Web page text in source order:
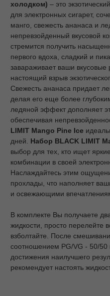
холодком) – это
для электронных сигарет,
манго, свежесть ананаса и
непревзойденный вкусовой
стремится получить
первого вдоха, сладкий и
завараживает ваши вкусовые
настоящий взрыв
Свежесть ананаса придает
делая его еще более
ледяной эффект дополняет
обеспечивая
LIMIT Mango Pine Ice
дней. Набор BLACK LIMIT
выбор для тех, кто ищет
комбинации в своей
Наслаждайтесь этим
прохлады, что наполняет
и освежающими
В комплекте Вы получаете
жидкости, просто
взболтайте. После
соотношением PG/VG - 50/
достижения наилучшего
рекомендует настоять